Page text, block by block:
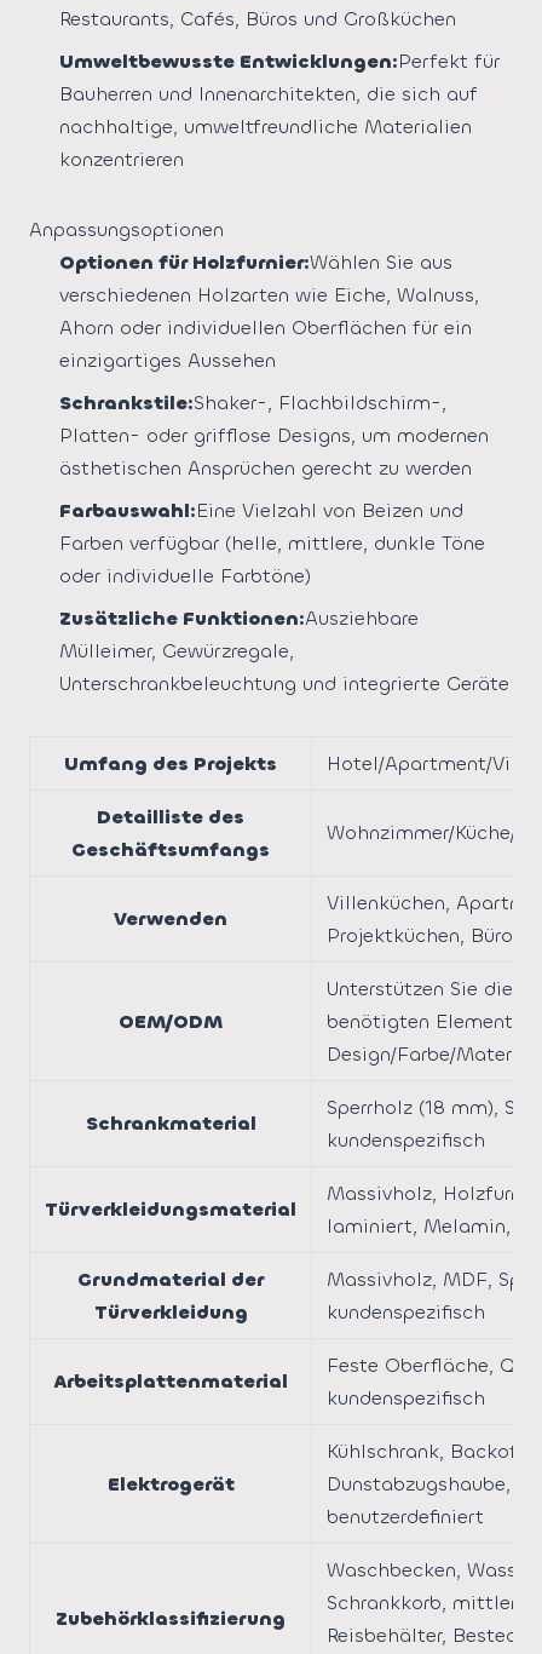
Restaurants, Cafés, Büros und Großküchen
Umweltbewusste Entwicklungen:Perfekt für
Bauherren und Innenarchitekten, die sich auf
nachhaltige, umweltfreundliche Materialien
konzentrieren
Anpassungsoptionen
Optionen für Holzfurnier:Wählen Sie aus
verschiedenen Holzarten wie Eiche, Walnuss,
Ahorn oder individuellen Oberflächen für ein
einzigartiges Aussehen
Schrankstile:Shaker-, Flachbildschirm-,
Platten- oder grifflose Designs, um modernen
ästhetischen Ansprüchen gerecht zu werden
Farbauswahl:Eine Vielzahl von Beizen und
Farben verfügbar (helle, mittlere, dunkle Töne
oder individuelle Farbtöne)
Zusätzliche Funktionen:Ausziehbare
Mülleimer, Gewürzregale,
Unterschrankbeleuchtung und integrierte Geräte
Umfang des Projekts Hotel/Apartment/Villa
Detailliste des
Geschäftsumfangs
Wohnzimmer/Küche/
Verwenden
Villenküchen,
Projektküchen,
OEM/ODM
Unterstützen Sie die
benötigten Elemente,
Design/Farbe/
Schrankmaterial
Sperrholz (18 mm),
kundenspezifisch
Türverkleidungsmaterial
Massivholz,
laminiert, Melamin,
Grundmaterial der
Türverkleidung
Massivholz, MDF,
kundenspezifisch
Arbeitsplattenmaterial
Feste Oberfläche,
kundenspezifisch
Elektrogerät
Kühlschrank,
Dunstabzugshaube,
benutzerdefiniert
Zubehörklassifizierung
Waschbecken,
Schrankkorb,
Reisbehälter,